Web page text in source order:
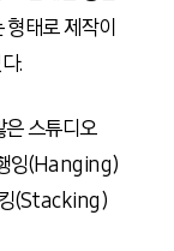
태로 제작이
.
은 스튜디오
잉(Hanging)
킹(Stacking)